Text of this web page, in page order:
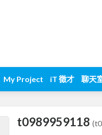
My Project iT 徵才 聊天
t0989959118